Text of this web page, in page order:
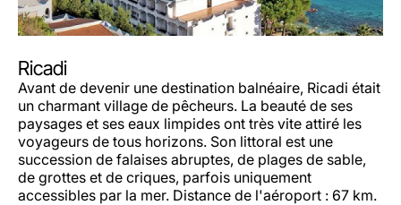
Ricadi
Avant de devenir une destination balnéaire, Ricadi était
un charmant village de pêcheurs. La beauté de ses
paysages et ses eaux limpides ont très vite attiré les
voyageurs de tous horizons. Son littoral est une
succession de falaises abruptes, de plages de sable,
de grottes et de criques, parfois uniquement
accessibles par la mer. Distance de l'aéroport : 67 km.